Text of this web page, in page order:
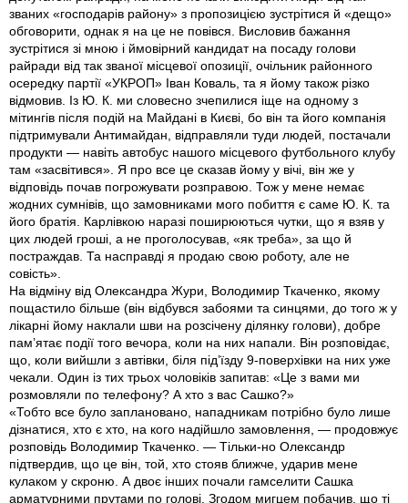
званих «господарів району» з пропозицією зустрітися й «дещо»
обговорити, однак я на це не повівся. Висловив бажання
зустрітися зі мною і ймовірний кандидат на посаду голови
райради від так званої місцевої опозиції, очільник районного
осередку партії «УКРОП» Іван Коваль, та я йому також різко
відмовив. Із Ю. К. ми словесно зчепилися іще на одному з
мітингів після подій на Майдані в Києві, бо він та його компанія
підтримували Антимайдан, відправляли туди людей, постачали
продукти — навіть автобус нашого місцевого футбольного клубу
там «засвітився». Я про все це сказав йому у вічі, він же у
відповідь почав погрожувати розправою. Тож у мене немає
жодних сумнівів, що замовниками мого побиття є саме Ю. К. та
його братія. Карлівкою наразі поширюються чутки, що я взяв у
цих людей гроші, а не проголосував, «як треба», за що й
постраждав. Та насправді я продаю свою роботу, але не
совість».
На відміну від Олександра Жури, Володимир Ткаченко, якому
пощастило більше (він відбувся забоями та синцями, до того ж у
лікарні йому наклали шви на розсічену ділянку голови), добре
пам’ятає події того вечора, коли на них напали. Він розповідає,
що, коли вийшли з автівки, біля під’їзду 9-поверхівки на них уже
чекали. Один із тих трьох чоловіків запитав: «Це з вами ми
розмовляли по телефону? А хто з вас Сашко?»
«Тобто все було заплановано, нападникам потрібно було лише
дізнатися, хто є хто, на кого надійшло замовлення, — продовжує
розповідь Володимир Ткаченко. — Тільки-но Олександр
підтвердив, що це він, той, хто стояв ближче, ударив мене
кулаком у скроню. А двоє інших почали гамселити Сашка
арматурними прутами по голові. Згодом мигцем побачив, що ті